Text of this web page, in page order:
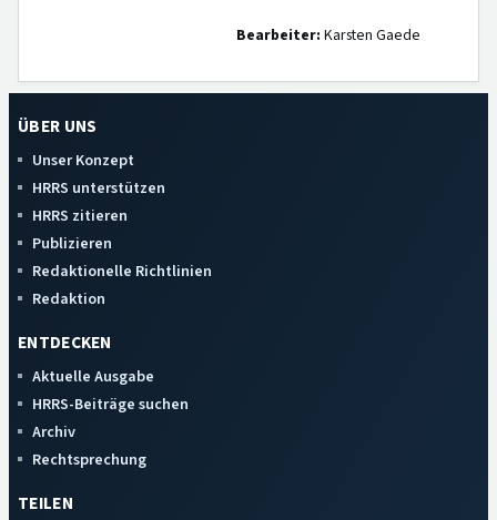
Bearbeiter: Karsten Gaede
ÜBER UNS
Unser Konzept
HRRS unterstützen
HRRS zitieren
Publizieren
Redaktionelle Richtlinien
Redaktion
ENTDECKEN
Aktuelle Ausgabe
HRRS-Beiträge suchen
Archiv
Rechtsprechung
TEILEN